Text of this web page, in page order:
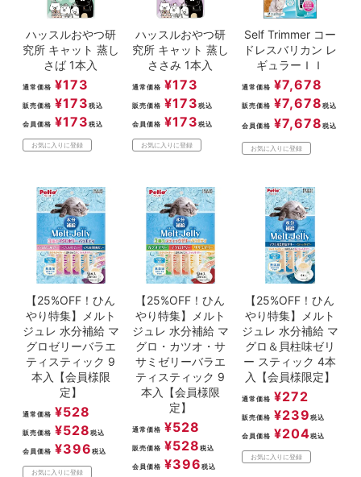
ハッスルおやつ研
究所 キャット 蒸し
さば 1本入
通常価格 ¥173
販売価格 ¥173 税込
会員価格 ¥173 税込
お気に入りに登録
ハッスルおやつ研
究所 キャット 蒸し
ささみ 1本入
通常価格 ¥173
販売価格 ¥173 税込
会員価格 ¥173 税込
お気に入りに登録
Self Trimmer コー
ドレスバリカン レ
ギュラーＩＩ
通常価格 ¥7,678
販売価格 ¥7,678 税込
会員価格 ¥7,678 税込
お気に入りに登録
【25%OFF！ひん
やり特集】メルト
ジュレ 水分補給 マ
グロゼリーバラエ
ティスティック 9
本入【会員様限
定】
通常価格 ¥528
販売価格 ¥528 税込
会員価格 ¥396 税込
お気に入りに登録
【25%OFF！ひん
やり特集】メルト
ジュレ 水分補給 マ
グロ・カツオ・サ
サミゼリーバラエ
ティスティック 9
本入【会員様限
定】
通常価格 ¥528
販売価格 ¥528 税込
会員価格 ¥396 税込
【25%OFF！ひん
やり特集】メルト
ジュレ 水分補給 マ
グロ＆貝柱味ゼリ
ー スティック 4本
入【会員様限定】
通常価格 ¥272
販売価格 ¥239 税込
会員価格 ¥204税込
お気に入りに登録